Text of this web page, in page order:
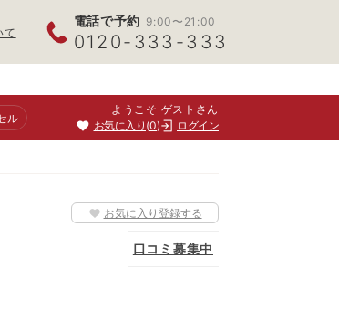
て
電話で予約 9:00〜21:00
0120-333-333
ル
ようこそ ゲストさん
お気に入り 0 ログイン
お気に入り登録する
口コミ募集中